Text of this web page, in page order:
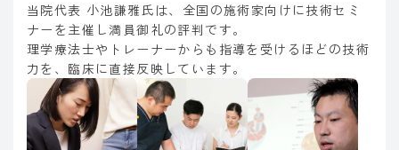
当院代表 小池謙雅氏は、全国の施術家向けに技術セミ
ナーを主催し満員御礼の評判です。
理学療法士やトレーナーからも指導を受けるほどの技術
力を、臨床に直接反映しています。